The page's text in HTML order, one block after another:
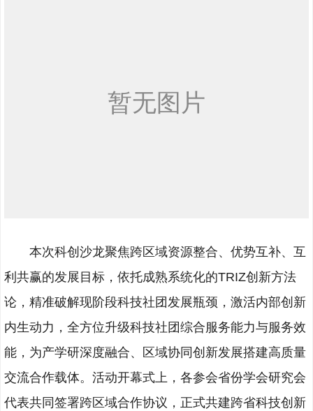
本次科创沙龙聚焦跨区域资源整合、优势互补、互
利共赢的发展目标，依托成熟系统化的TRIZ创新方法
论，精准破解现阶段科技社团发展瓶颈，激活内部创新
内生动力，全方位升级科技社团综合服务能力与服务效
能，为产学研深度融合、区域协同创新发展搭建高质量
交流合作载体。活动开幕式上，各参会省份学会研究会
代表共同签署跨区域合作协议，正式共建跨省科技创新